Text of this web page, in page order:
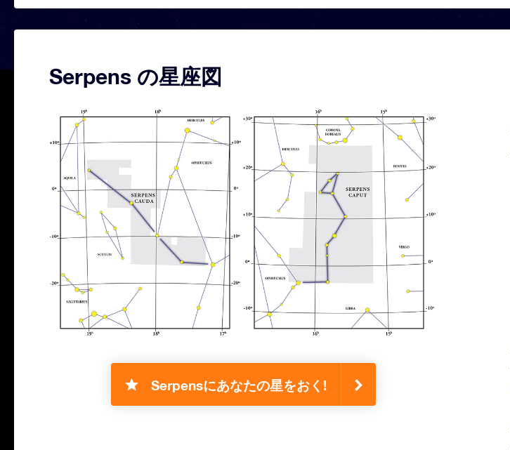
Serpens の星座図
Serpensにあなたの星をおく!